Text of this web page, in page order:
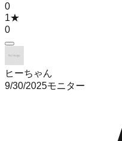
0
1★
0
ヒーちゃん
9/30/2025モニター